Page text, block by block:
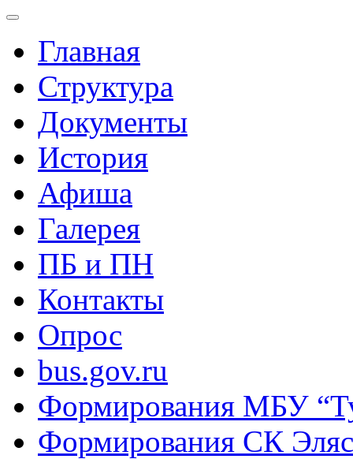
Главная
Структура
Документы
История
Афиша
Галерея
ПБ и ПН
Контакты
Опрос
bus.gov.ru
Формирования МБУ
Формирования СК